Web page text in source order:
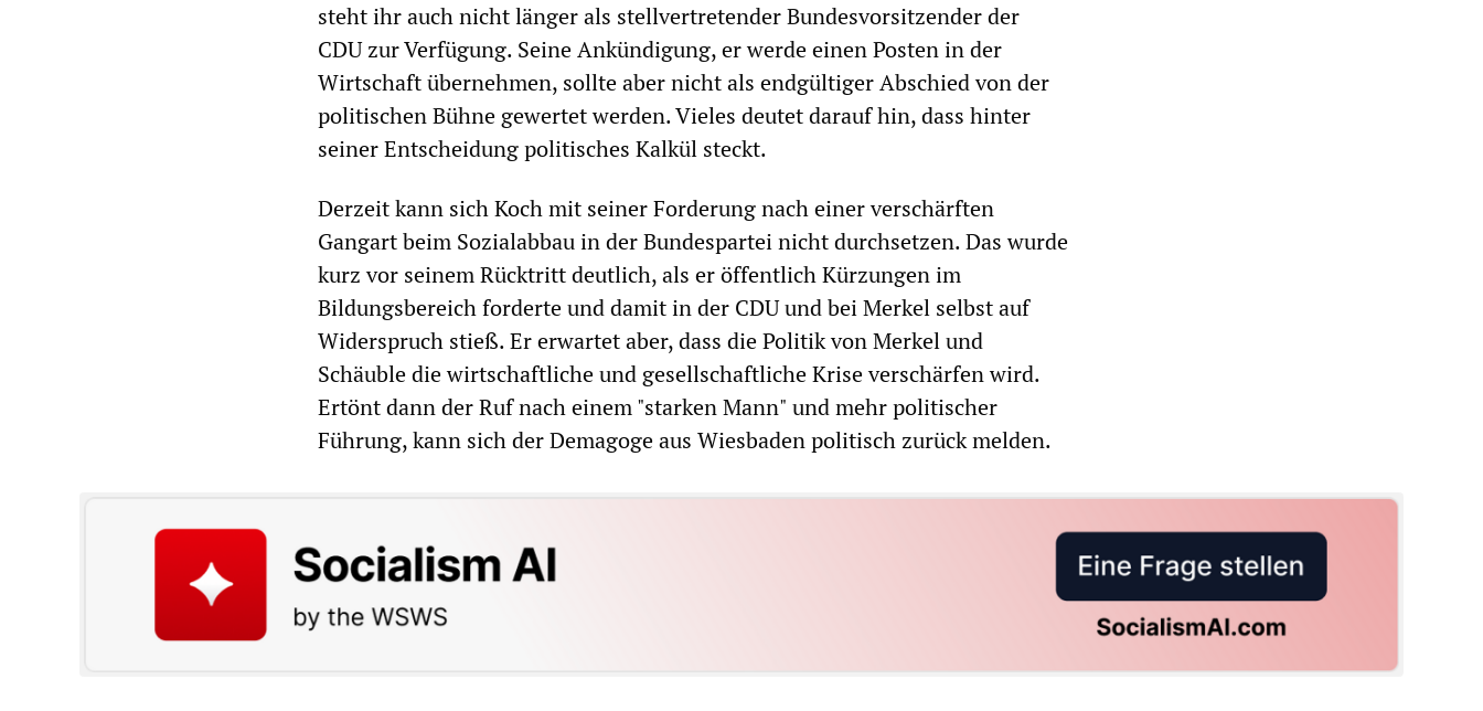
steht ihr auch nicht länger als stellvertretender Bundesvorsitzender der
CDU zur Verfügung. Seine Ankündigung, er werde einen Posten in der
Wirtschaft übernehmen, sollte aber nicht als endgültiger Abschied von der
politischen Bühne gewertet werden. Vieles deutet darauf hin, dass hinter
seiner Entscheidung politisches Kalkül steckt.
Derzeit kann sich Koch mit seiner Forderung nach einer verschärften
Gangart beim Sozialabbau in der Bundespartei nicht durchsetzen. Das wurde
kurz vor seinem Rücktritt deutlich, als er öffentlich Kürzungen im
Bildungsbereich forderte und damit in der CDU und bei Merkel selbst auf
Widerspruch stieß. Er erwartet aber, dass die Politik von Merkel und
Schäuble die wirtschaftliche und gesellschaftliche Krise verschärfen wird.
Ertönt dann der Ruf nach einem "starken Mann" und mehr politischer
Führung, kann sich der Demagoge aus Wiesbaden politisch zurück melden.